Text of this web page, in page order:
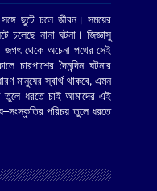
ছুটে চলে জীবন। সময়ের
চলেছে নানা ঘটনা। জিজ্ঞাসু
থেকে অচেনা পথের সেই
দৈনন্দিন ঘটনার
মানুষের স্বার্থ থাকবে, এমন
ধরতে চাই আমাদের এই
পরিচয় তুলে ধরতে